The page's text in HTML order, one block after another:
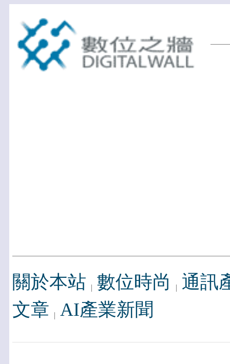
關於本站 數位時尚
通訊
文章 AI產業新聞